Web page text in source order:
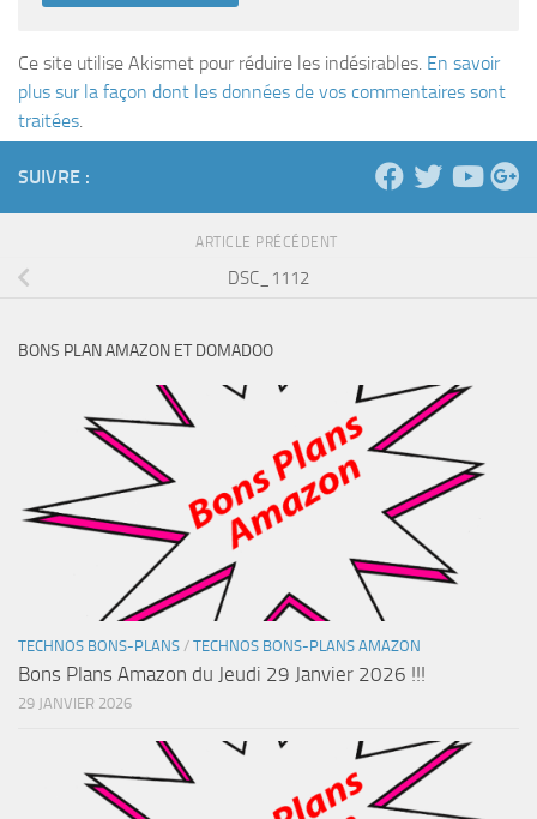
Ce site utilise Akismet pour réduire les indésirables. En savoir
plus sur la façon dont les données de vos commentaires sont
traitées.
SUIVRE :
ARTICLE PRÉCÉDENT
DSC_1112
BONS PLAN AMAZON ET DOMADOO
TECHNOS BONS-PLANS / TECHNOS BONS-PLANS AMAZON
Bons Plans Amazon du Jeudi 29 Janvier 2026 !!!
29 JANVIER 2026